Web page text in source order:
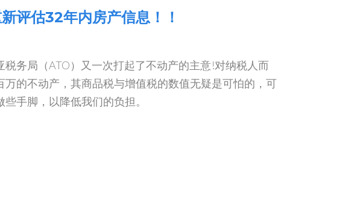
评估32年内房产信息！！
税务局（ATO）又一次打起了不动产的主意!对纳税人而
万的不动产，其商品税与增值税的数值无疑是可怕的，可
手脚，以降低我们的负担。